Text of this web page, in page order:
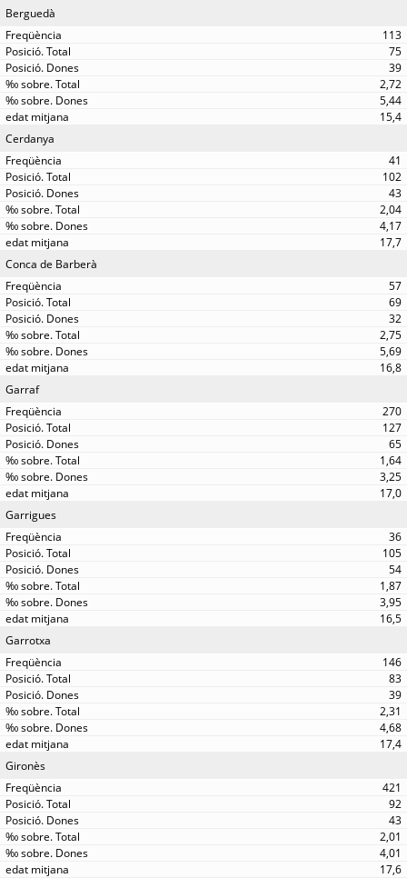
Berguedà
113
75
39
2,72
5,44
15,4
Cerdanya
41
102
43
2,04
4,17
17,7
Conca de Barberà
57
69
32
2,75
5,69
16,8
Garraf
270
127
65
1,64
3,25
17,0
Garrigues
36
105
54
1,87
3,95
16,5
Garrotxa
146
83
39
2,31
4,68
17,4
Gironès
421
92
43
2,01
4,01
17,6